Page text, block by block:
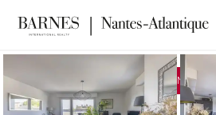
EXCLUSIVITÉ VENDU PAR BARNES